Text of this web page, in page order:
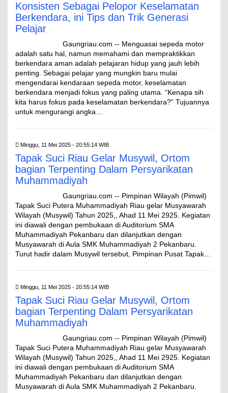
Konsisten Sebagai Pelopor Keselamatan
Berkendara, ini Tips dan Trik Generasi
Pelajar
Gaungriau.com -- Menguasai sepeda motor
adalah satu hal, namun memahami dan mempraktikkan
berkendara aman adalah pelajaran hidup yang jauh lebih
penting. Sebagai pelajar yang mungkin baru mulai
mengendarai kendaraan sepeda motor, keselamatan
berkendara menjadi fokus yang paling utama. “Kenapa sih
kita harus fokus pada keselamatan berkendara?” Tujuannya
untuk mengurangi angka…
Minggu, 11 Mei 2025 - 20:55:14 WIB
Tapak Suci Riau Gelar Musywil, Ortom
bagian Terpenting Dalam Persyarikatan
Muhammadiyah
Gaungriau.com -- Pimpinan Wilayah (Pimwil)
Tapak Suci Putera Muhammadiyah Riau gelar Musyawarah
Wilayah (Musywil) Tahun 2025,, Ahad 11 Mei 2925. Kegiatan
ini diawali dengan pembukaan di Auditorium SMA
Muhammadiyah Pekanbaru dan dilanjutkan dengan
Musyawarah di Aula SMK Muhammadiyah 2 Pekanbaru.
Turut hadir dalam Musywil tersebut, Pimpinan Pusat Tapak…
Minggu, 11 Mei 2025 - 20:55:14 WIB
Tapak Suci Riau Gelar Musywil, Ortom
bagian Terpenting Dalam Persyarikatan
Muhammadiyah
Gaungriau.com -- Pimpinan Wilayah (Pimwil)
Tapak Suci Putera Muhammadiyah Riau gelar Musyawarah
Wilayah (Musywil) Tahun 2025,, Ahad 11 Mei 2925. Kegiatan
ini diawali dengan pembukaan di Auditorium SMA
Muhammadiyah Pekanbaru dan dilanjutkan dengan
Musyawarah di Aula SMK Muhammadiyah 2 Pekanbaru.